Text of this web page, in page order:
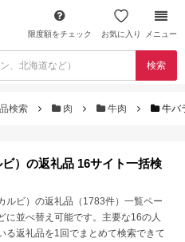
限度額をチェック お気に入り メニュー
検索
検索 肉 牛肉 牛バ
）の返礼品 16サイト一括検
ルビ）の返礼品（1783件）一覧ペー
に並べ替え可能です。主要な16の人
る返礼品を1回でまとめて検索できて